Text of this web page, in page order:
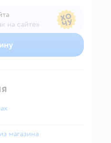
на сайте»
магазина